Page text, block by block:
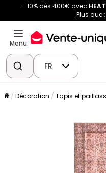
-10% dès 400€ avec
Plus que :
Menu
FR
Décoration Tapis et